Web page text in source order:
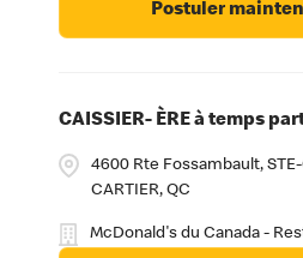
Postuler
CAISSIER- ÈRE à temps
4600 Rte Fossambault,
CARTIER, QC
McDonald's du Canada -